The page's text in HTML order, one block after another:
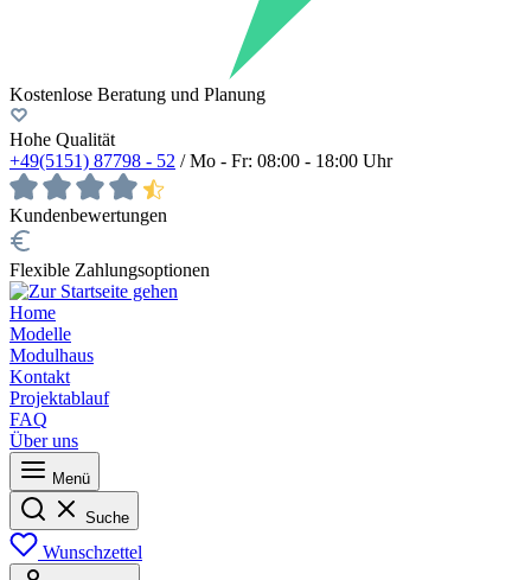
Kostenlose Beratung und Planung
Hohe Qualität
+49(5151) 87798 - 52 / Mo - Fr: 08:00 - 18:00 Uhr
Kundenbewertungen
Flexible Zahlungsoptionen
Home
Modelle
Modulhaus
Kontakt
Projektablauf
FAQ
Über uns
Menü
Suche
Wunschzettel